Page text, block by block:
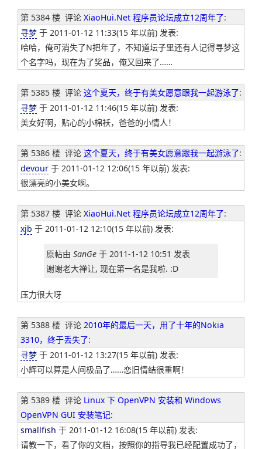
第 5384 楼 评论 XiaoHui.Net 程序员论坛成立12周年了:
寻梦 于 2011-01-12 11:33(15 年以前) 发表:
哈哈，俺可消失了N把年了，不知道坛子里还有人记得寻梦这
个名字吗，现在为了奖品，俺又回来了……
第 5385 楼 评论 这个夏天，终于有美女愿意跟我一起游泳了:
寻梦 于 2011-01-12 11:46(15 年以前) 发表:
美女好啊，贴心的小棉袄，爸爸的小情人！
第 5386 楼 评论 这个夏天，终于有美女愿意跟我一起游泳了:
devour 于 2011-01-12 12:06(15 年以前) 发表:
很漂亮的小美女啊。
第 5387 楼 评论 XiaoHui.Net 程序员论坛成立12周年了:
xjb 于 2011-01-12 12:10(15 年以前) 发表:
原帖由 SanGe 于 2011-1-12 10:51 发表
谢谢老大禅让, 现在第一名是我啦. :D
压力很大呀
第 5388 楼 评论 2010年的最后一天，用了十年的Nokia
3310，终于丢失了:
寻梦 于 2011-01-12 13:27(15 年以前) 发表:
小辉可以算是人间极品了……恋旧情结很重啊！
第 5389 楼 评论 Linux 下 OpenVPN 安装和 Windows
OpenVPN GUI 安装笔记:
smallfish 于 2011-01-12 16:08(15 年以前) 发表:
请教一下，看了你的文档，按照你的指导我已经配置成功了，